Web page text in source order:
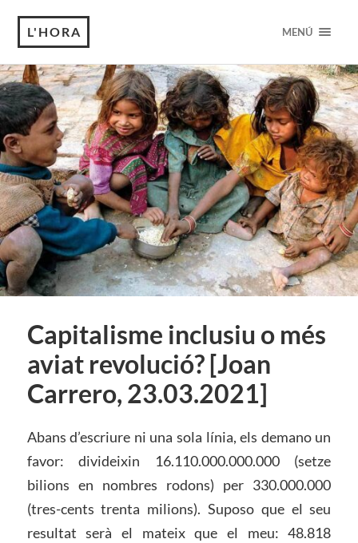
L'HORA MENÚ
Capitalisme inclusiu o més
aviat revolució? [Joan
Carrero, 23.03.2021]
Abans d’escriure ni una sola línia, els demano un
favor: divideixin 16.110.000.000.000 (setze
bilions en nombres rodons) per 330.000.000
(tres-cents trenta milions). Suposo que el seu
resultat serà el mateix que el meu: 48.818